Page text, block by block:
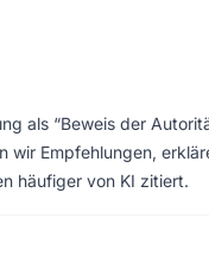
als “Beweis der
wir Empfehlungen,
häufiger von KI zitiert.